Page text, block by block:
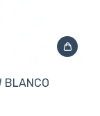
BLANCO